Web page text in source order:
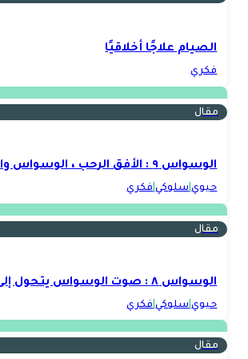
الصيام علاجًا أخلاقيًا
فكري
مقال
الوسواس ٩ : الأفق الرحب ، الوسواس والإلهام
حيوي|سلوكي|فكري
مقال
الوسواس ٨ : صوت الوسواس يتحول إلى إدمان
حيوي|سلوكي|فكري
مقال